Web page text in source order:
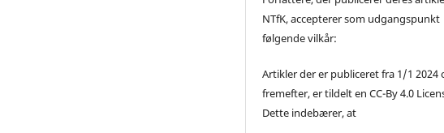
NTfK, accepterer som udgangspunkt
følgende vilkår:
Artikler der er publiceret fra 1/1 2024
fremefter, er tildelt en CC-By 4.0
Dette indebærer, at